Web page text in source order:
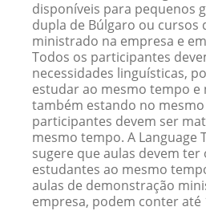
disponíveis para pequenos
dupla de Búlgaro ou cursos
ministrado na empresa e
Todos os participantes
necessidades linguísticas,
estudar ao mesmo tempo e
também estando no
participantes devem ser
mesmo tempo. A Language
sugere que aulas devem
estudantes ao mesmo
aulas de demonstração
empresa, podem conter até